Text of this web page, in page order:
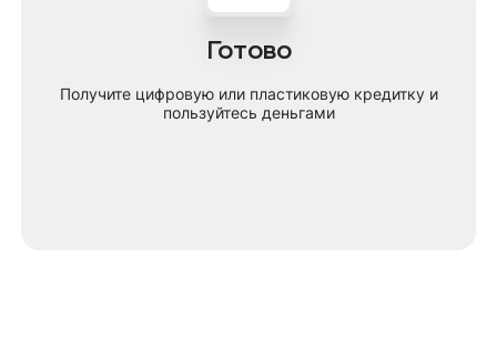
Готово
Получите цифровую или пластиковую кредитку и
пользуйтесь деньгами